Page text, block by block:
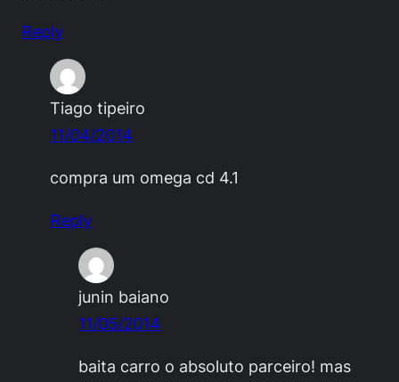
Reply
Tiago tipeiro
11/04/2014
compra um omega cd 4.1
Reply
junin baiano
11/05/2014
baita carro o absoluto parceiro! mas